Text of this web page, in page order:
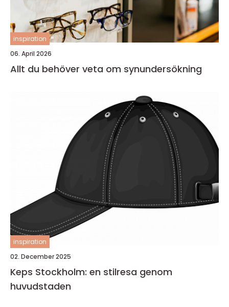
inspiration
06. April 2026
Allt du behöver veta om synundersökning
inspiration
02. December 2025
Keps Stockholm: en stilresa genom
huvudstaden